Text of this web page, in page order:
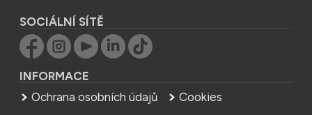
SOCIÁLNÍ SÍTĚ
INFORMACE
Ochrana osobních údajů
Cookies